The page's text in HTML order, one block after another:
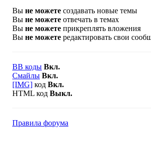
Вы не можете создавать новые темы
Вы не можете отвечать в темах
Вы не можете прикреплять вложения
Вы не можете редактировать свои
BB коды Вкл.
Смайлы Вкл.
[IMG] код Вкл.
HTML код Выкл.
Правила форума